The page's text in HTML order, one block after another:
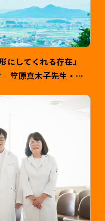
にしてくれる存在」
笠原真木子先生・健